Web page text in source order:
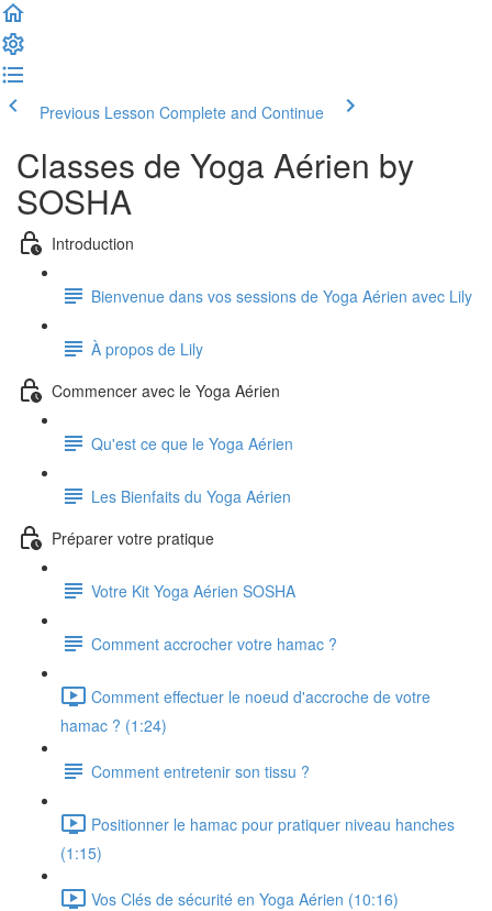
Previous Lesson Complete and Continue
Classes de Yoga Aérien by
SOSHA
Introduction
Bienvenue dans vos sessions de Yoga Aérien avec Lily
À propos de Lily
Commencer avec le Yoga Aérien
Qu'est ce que le Yoga Aérien
Les Bienfaits du Yoga Aérien
Préparer votre pratique
Votre Kit Yoga Aérien SOSHA
Comment accrocher votre hamac ?
Comment effectuer le noeud d'accroche de votre
hamac ? (1:24)
Comment entretenir son tissu ?
Positionner le hamac pour pratiquer niveau hanches
(1:15)
Vos Clés de sécurité en Yoga Aérien (10:16)